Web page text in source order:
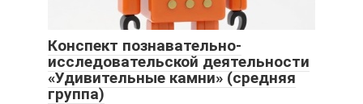
Конспект познавательно-
исследовательской деятельности
«Удивительные камни» (средняя
группа)